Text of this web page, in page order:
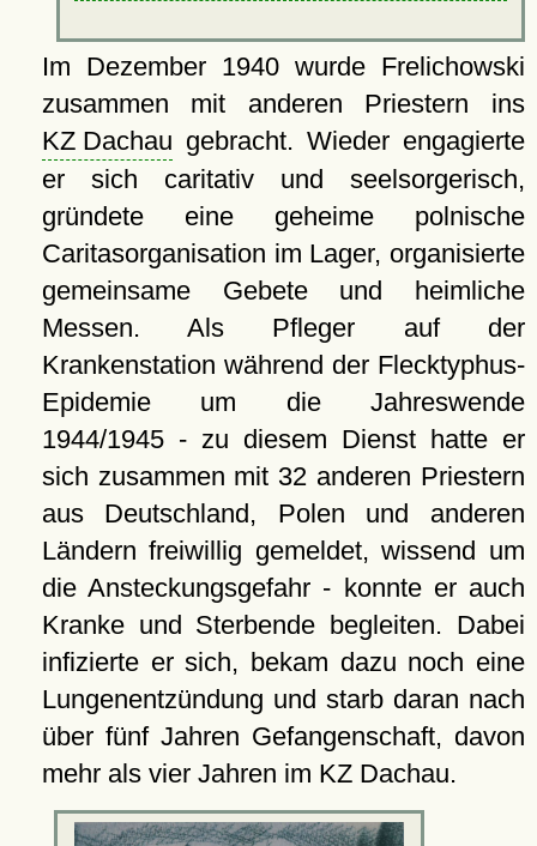
Im Dezember 1940 wurde Frelichowski
zusammen mit anderen Priestern ins
KZ Dachau gebracht. Wieder engagierte
er sich caritativ und seelsorgerisch,
gründete eine geheime polnische
Caritasorganisation im Lager, organisierte
gemeinsame Gebete und heimliche
Messen. Als Pfleger auf der
Krankenstation während der Flecktyphus-
Epidemie um die Jahreswende
1944/1945 - zu diesem Dienst hatte er
sich zusammen mit 32 anderen Priestern
aus Deutschland, Polen und anderen
Ländern freiwillig gemeldet, wissend um
die Ansteckungsgefahr - konnte er auch
Kranke und Sterbende begleiten. Dabei
infizierte er sich, bekam dazu noch eine
Lungenentzündung und starb daran nach
über fünf Jahren Gefangenschaft, davon
mehr als vier Jahren im KZ Dachau.